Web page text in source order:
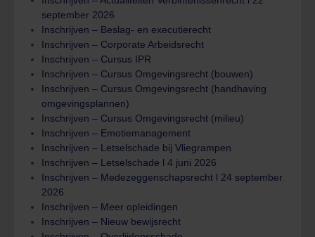
september 2026
Inschrijven – Beslag- en executierecht
Inschrijven – Corporate Arbeidsrecht
Inschrijven – Cursus IPR
Inschrijven – Cursus Omgevingsrecht (bouwen)
Inschrijven – Cursus Omgevingsrecht (handhaving
omgevingsplannen)
Inschrijven – Cursus Omgevingsrecht (milieu)
Inschrijven – Emotiemanagement
Inschrijven – Letselschade bij Vliegrampen
Inschrijven – Letselschade l 4 juni 2026
Inschrijven – Medezeggenschapsrecht l 24 september
2026
Inschrijven – Meer opleidingen
Inschrijven – Nieuw bewijsrecht